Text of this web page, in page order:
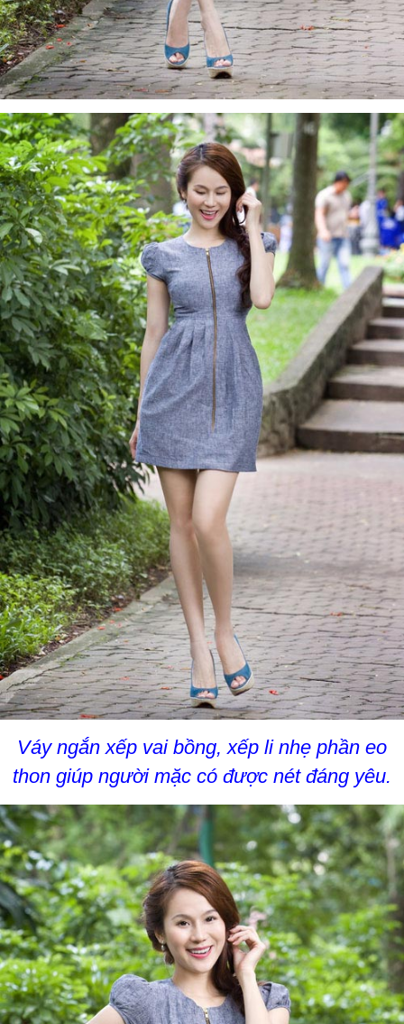
Váy ngắn xếp vai bồng, xếp li nhẹ phần eo
thon giúp người mặc có được nét đáng yêu.